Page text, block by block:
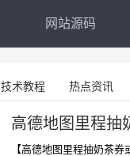
网站源码
技术教程 热点资讯
高德地图里程抽
【高德地图里程抽奶茶